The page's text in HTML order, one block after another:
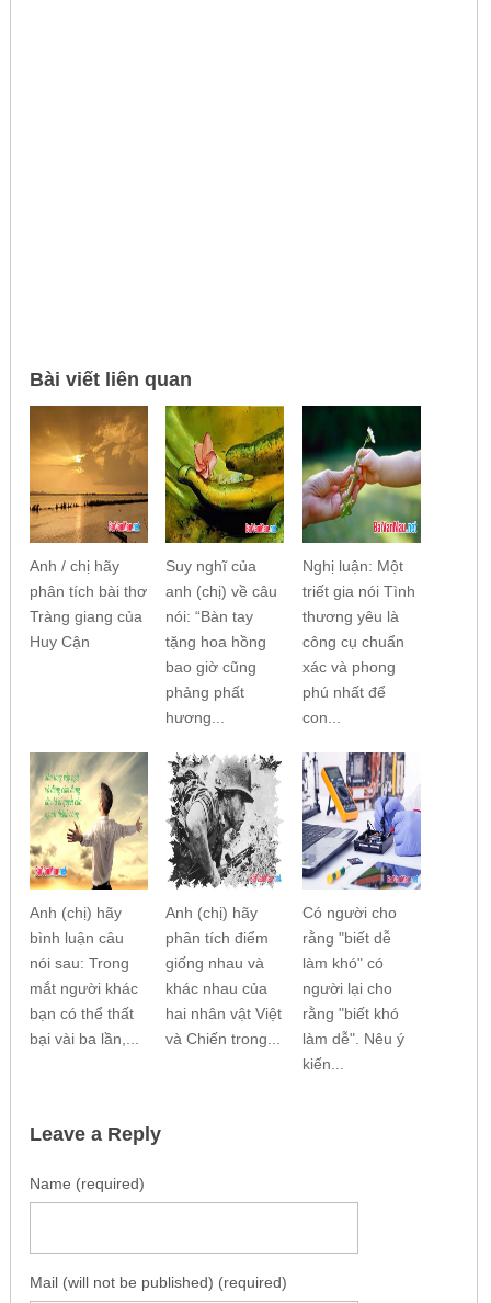
Bài viết liên quan
Anh / chị hãy
phân tích bài thơ
Tràng giang của
Huy Cận
Suy nghĩ của
anh (chị) về câu
nói: “Bàn tay
tặng hoa hồng
bao giờ cũng
phảng phất
hương...
Nghị luận: Một
triết gia nói Tình
thương yêu là
công cụ chuẩn
xác và phong
phú nhất để
con...
Anh (chị) hãy
bình luận câu
nói sau: Trong
mắt người khác
bạn có thể thất
bại vài ba lần,...
Anh (chị) hãy
phân tích điểm
giống nhau và
khác nhau của
hai nhân vật Việt
và Chiến trong...
Có người cho
rằng "biết dễ
làm khó" có
người lại cho
rằng "biết khó
làm dễ". Nêu ý
kiến...
Leave a Reply
Name (required)
Mail (will not be published) (required)